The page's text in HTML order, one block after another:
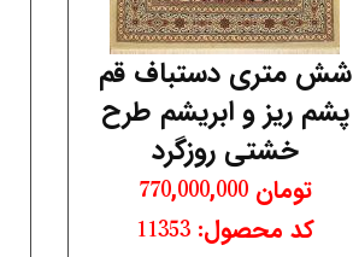
شش متری دستباف قم
پشم ریز و ابریشم طرح
خشتی روزگرد
تومان 770,000,000
کد محصول: 11353